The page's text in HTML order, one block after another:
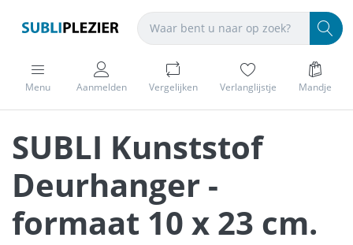
Menu Aanmelden Vergelijken Verlanglijstje Mandje
SUBLI Kunststof
Deurhanger -
formaat 10 x 23 cm.